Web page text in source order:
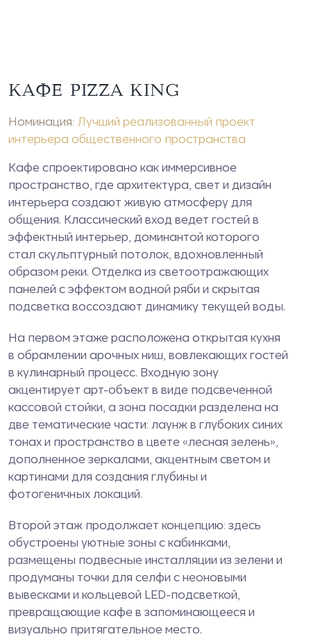
КАФЕ PIZZA KING
Номинация: Лучший реализованный проект
интерьера общественного пространства
Кафе спроектировано как иммерсивное
пространство, где архитектура, свет и дизайн
интерьера создают живую атмосферу для
общения. Классический вход ведет гостей в
эффектный интерьер, доминантой которого
стал скульптурный потолок, вдохновленный
образом реки. Отделка из светоотражающих
панелей с эффектом водной ряби и скрытая
подсветка воссоздают динамику текущей воды.
На первом этаже расположена открытая кухня
в обрамлении арочных ниш, вовлекающих гостей
в кулинарный процесс. Входную зону
акцентирует арт-объект в виде подсвеченной
кассовой стойки, а зона посадки разделена на
две тематические части: лаунж в глубоких синих
тонах и пространство в цвете «лесная зелень»,
дополненное зеркалами, акцентным светом и
картинами для создания глубины и
фотогеничных локаций.
Второй этаж продолжает концепцию: здесь
обустроены уютные зоны с кабинками,
размещены подвесные инсталляции из зелени и
продуманы точки для селфи с неоновыми
вывесками и кольцевой LED-подсветкой,
превращающие кафе в запоминающееся и
визуально притягательное место.